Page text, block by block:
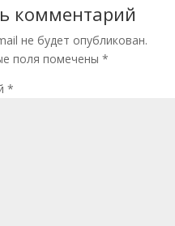
комментарий
не будет опубликован.
поля помечены *
*